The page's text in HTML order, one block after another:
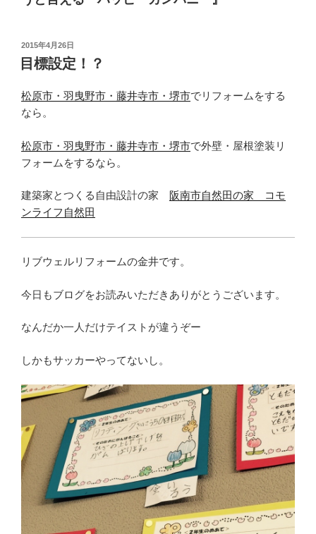
投
稿
日:
2015年4月26日
目標設定！？
松原市・羽曳野市・藤井寺市・堺市でリフォームをする
なら。
松原市・羽曳野市・藤井寺市・堺市で外壁・屋根塗装リ
フォームをするなら。
建築家とつくる自由設計の家 阪南市自然田の家 コモ
ンライフ自然田
リブウェルリフォームの金井です。
今日もブログをお読みいただきありがとうございます。
なんだか一人だけテイストが違うぞー
しかもサッカーやってないし。